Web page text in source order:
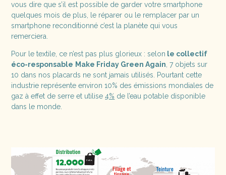
vous dire que s’il est possible de garder votre smartphone
quelques mois de plus, le réparer ou le remplacer par un
smartphone reconditionné c’est la planète qui vous
remerciera.
Pour le textile, ce n’est pas plus glorieux : selon le collectif
éco-responsable Make Friday Green Again, 7 objets sur
10 dans nos placards ne sont jamais utilisés. Pourtant cette
industrie représente environ 10% des émissions mondiales de
gaz à effet de serre et utilise4% de l’eau potable disponible
dans le monde.